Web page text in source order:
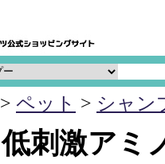
> ペット > シャン
低刺激アミ